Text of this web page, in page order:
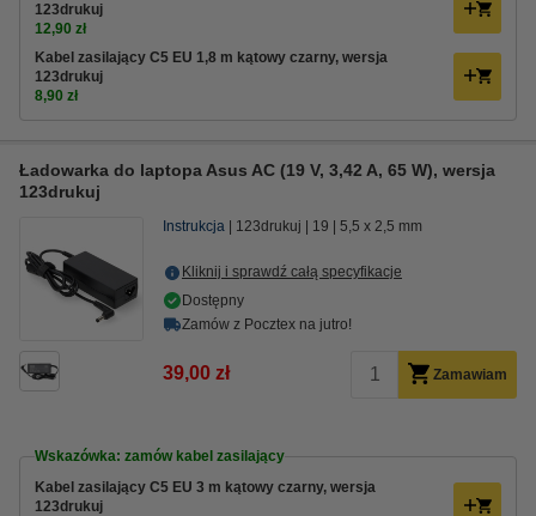
123drukuj
12,90 zł
Kabel zasilający C5 EU 1,8 m kątowy czarny, wersja
123drukuj
8,90 zł
Ładowarka do laptopa Asus AC (19 V, 3,42 A, 65 W), wersja
123drukuj
Instrukcja 123drukuj 19 5,5 x 2,5 mm
Kliknij i sprawdź całą specyfikacje
Dostępny
Zamów z Pocztex na jutro!
39,00 zł Zamawiam
Wskazówka: zamów kabel zasilający
Kabel zasilający C5 EU 3 m kątowy czarny, wersja
123drukuj